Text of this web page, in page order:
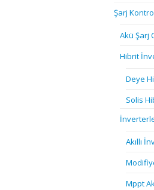
Şarj
Akü Şarj
Hibrit
Deye
Solis
Akıllı
Mppt